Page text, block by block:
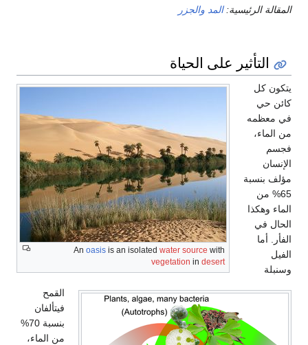
المقالة الرئيسية:المد والجزر
التأثير على الحياة
An oasis is an isolated water source with
vegetation in desert
يتكون كل
كائن حي
في معظمه
من الماء،
فجسم
الإنسان
مؤلف بنسبة
65% من
الماء وهكذا
الحال في
الفأر. أما
الفيل
وسنبلة
القمح
فيتألفان
بنسبة 70%
من الماء،